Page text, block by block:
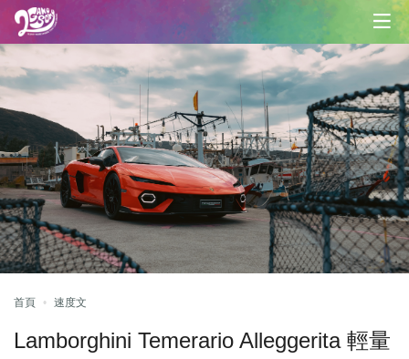
首頁 速度文
Lamborghini Temerario Alleggerita 輕量